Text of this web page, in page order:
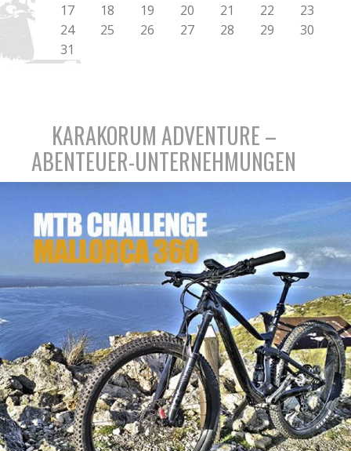
17
18 19 20 21 22
23
24
25 26 27 28 29
30
31
KARAKORUM ADVENTURE –
ABENTEUER-UNTERNEHMUNGEN